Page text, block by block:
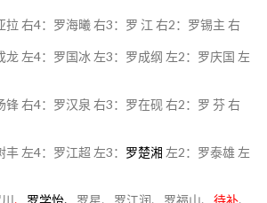
右4：罗海曦 右3：罗 江 右2：罗锡主 右
左4：罗国冰 左3：罗成纲 左2：罗庆国 左
右4：罗汉泉 右3：罗在砚 右2：罗 芬 右
左4：罗江超 左3： 罗楚湘 左2：罗泰雄 左